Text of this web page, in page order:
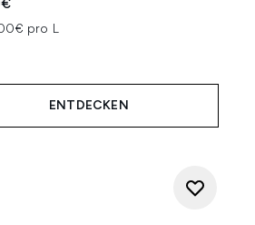
pro L
ENTDECKEN